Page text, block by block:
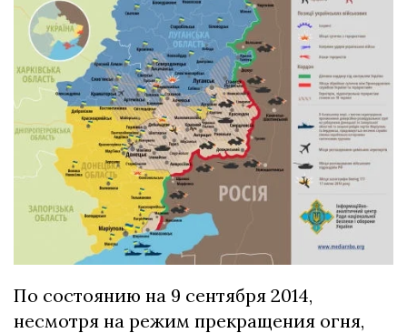
По состоянию на 9 сентября 2014,
несмотря на режим прекращения огня,